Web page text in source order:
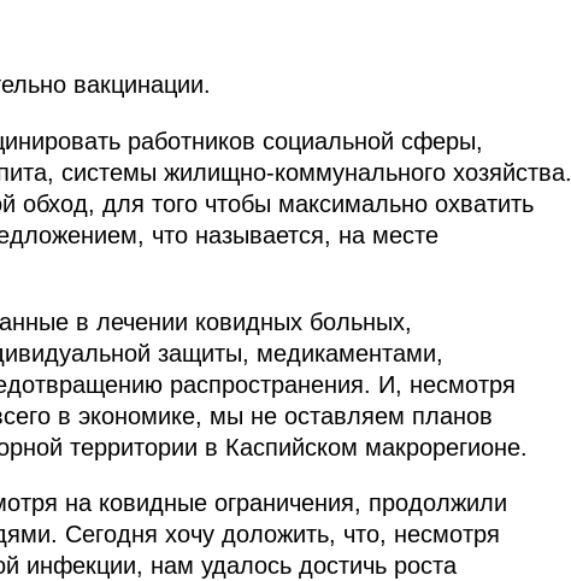
вакцинации.
работников социальной сферы,
системы жилищно-коммунального хозяйства.
для того чтобы максимально охватить
что называется, на месте
в лечении ковидных больных,
защиты, медикаментами,
распространения. И, несмотря
в экономике, мы не оставляем планов
территории в Каспийском макрорегионе.
на ковидные ограничения, продолжили
Сегодня хочу доложить, что, несмотря
инфекции, нам удалось достичь роста